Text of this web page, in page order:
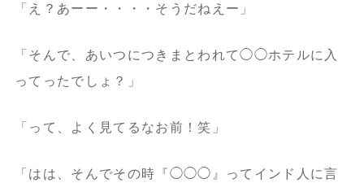
「え？あーー・・・・そうだねえー」
「そんで、あいつにつきまとわれて◯◯ホテルに入
ってったでしょ？」
「って、よく見てるなお前！笑」
「はは、そんでその時『◯◯◯』ってインド人に言